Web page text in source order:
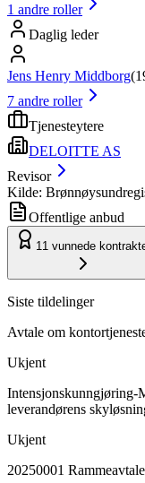
1 andre roller
Daglig leder
Jens Henry Middborg(
7 andre roller
Tjenesteytere
DELOITTE AS
Revisor
Kilde:
Offentlige anbud
11 vunnede
Siste tildelinger
Avtale om
Ukjent
Intensjonskunngjøring-
leverandørens
Ukjent
20250001